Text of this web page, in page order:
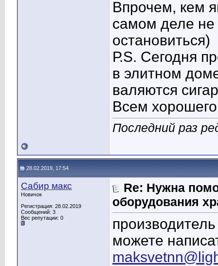
Впрочем, кем
самом деле не
остановиться)
Р.S. Сегодня
в элитном
валяются
Всем
Последний раз
28.02.2019, 17:54
Сабир макс
Новичок
Регистрация: 28.02.2019
Сообщений: 3
Вес репутации: 0
Re: Нужна
оборудования
можете